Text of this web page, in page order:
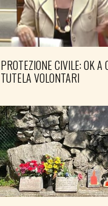
PROTEZIONE CIVILE: OK A
TUTELA VOLONTARI